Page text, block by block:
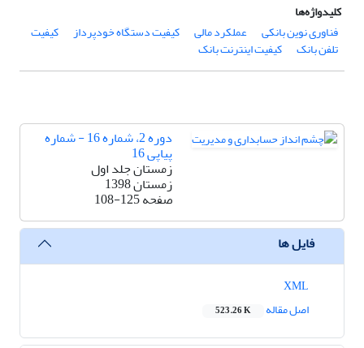
کلیدواژه‌ها
فناوری نوین بانکی
عملکرد مالی کیفیت دستگاه خودپرداز کیفیت
تلفن بانک کیفیت اینترنت بانک
دوره 2، شماره 16 - شماره
پیاپی 16
زمستان جلد اول
زمستان 1398
صفحه108-125
فایل ها
اصل مقاله
523.26 K